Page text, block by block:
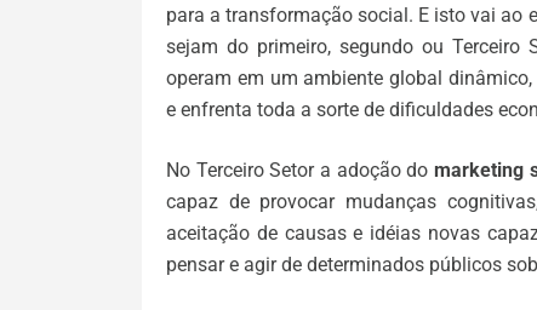
para a transformação social. E isto vai ao
sejam do primeiro, segundo ou
operam em um ambiente global
e enfrenta toda a sorte de dificuldades
No Terceiro Setor a adoção do marketing
capaz de provocar mudanças
aceitação de causas e idéias novas
pensar e agir de determinados públicos